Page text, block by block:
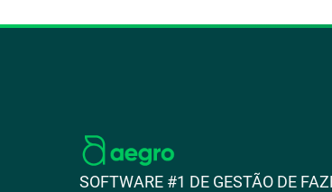
SOFTWARE #1 DE GESTÃO DE